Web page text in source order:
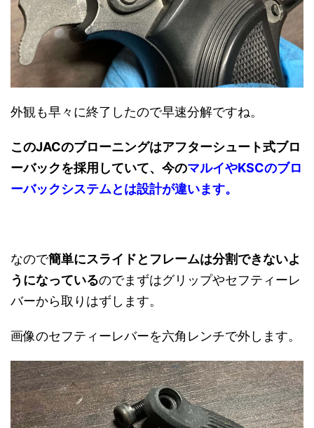
外観も早々に終了したので早速分解ですね。
このJACのブローニングはアフターシュート式ブロ
ーバックを採用していて、今のマルイやKSCのブロ
ーバックシステムとは設計が違います。
なので簡単にスライドとフレームは分割できないよ
うになっているのでまずはグリップやセフティーレ
バーから取りはずします。
画像のセフティーレバーを六角レンチで外します。